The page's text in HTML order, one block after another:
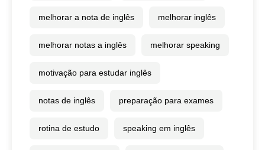
melhorar a nota de inglês melhorar inglês
melhorar notas a inglês melhorar speaking
motivação para estudar inglês
notas de inglês preparação para exames
rotina de estudo speaking em inglês